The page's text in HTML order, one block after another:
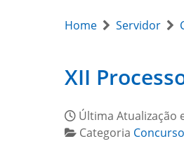
Home Servidor
XII
Última Atualização
Categoria